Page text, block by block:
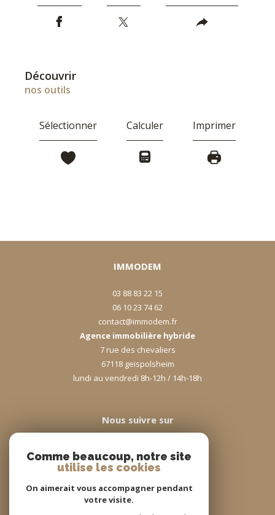
découvrir
nos outils
Sélectionner Calculer Imprimer
IMMODEM
03 88 83 22 15
06 10 23 74 62
contact@immodem.fr
Agence immobilière hybride
7 rue des chevaliers
67118 geispolsheim
lundi au vendredi 8h-12h / 14h-18h
Nous suivre sur
Comme beaucoup, notre site
utilise les cookies
On aimerait vous accompagner pendant
votre visite.